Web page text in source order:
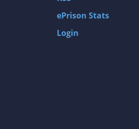
ePrison Stats
Login